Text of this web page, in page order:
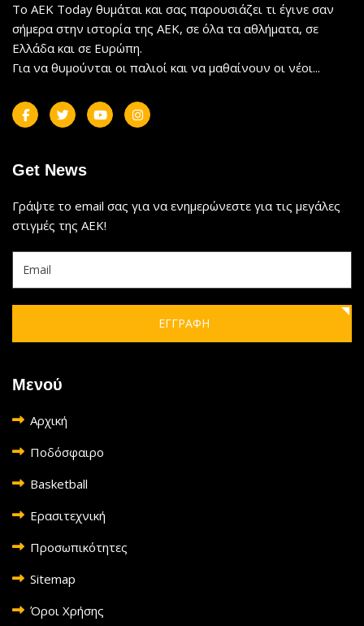
Το AEK Today θυμάται και σας παρουσιάζει τι έγινε σαν
σήμερα στην ιστορία της ΑΕΚ, σε όλα τα αθλήματα, σε
Ελλάδα και σε Ευρώπη.
Για να θυμούνται οι παλιοί και να μαθαίνουν οι νέοι...
Get News
Γράψτε το email σας για να ενημερώνεστε για τις μεγάλες
στιγμές της ΑΕΚ!
ΕΓΓΡΑΦΗ
Μενού
Αρχική
Ποδόσφαιρο
Basketball
Ερασιτεχνική
Προσωπικότητες
Sitemap
Όροι Χρήσης